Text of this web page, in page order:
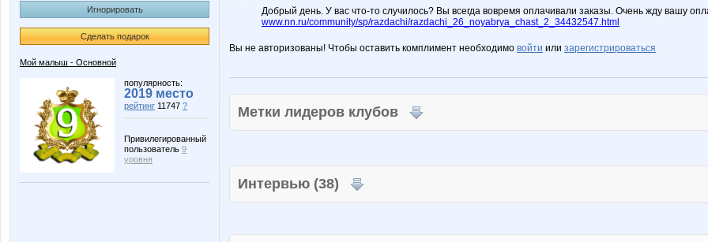
Игнорировать
Сделать подарок
Мой малыш - Основной
популярность:
2019 место
рейтинг 11747 ?
Привилегированный
пользователь 9
уровня
Добрый день. У вас что-то случилось? Вы всегда вовремя оплачивали заказы. Очень жду вашу
www.nn.ru/community/sp/razdachi/razdachi_26_noyabrya_chast_2_34432547.html
Вы не авторизованы! Чтобы оставить комплимент необходимо войти или зарегистрироваться
Метки лидеров клубов
Интервью (38)